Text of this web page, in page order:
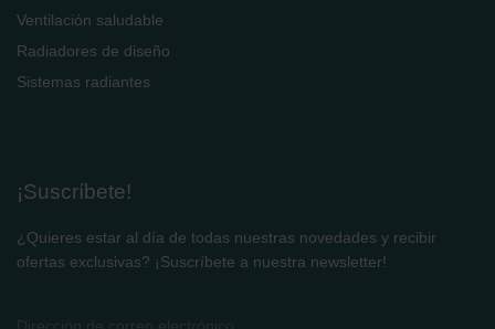
Ventilación saludable
Radiadores de diseño
Sistemas radiantes
¡Suscríbete!
¿Quieres estar al día de todas nuestras novedades y recibir
ofertas exclusivas? ¡Suscríbete a nuestra newsletter!